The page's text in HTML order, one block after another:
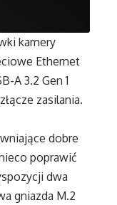
kamery
Ethernet
A 3.2 Gen 1
zasilania.
dobre
poprawić
dwa
gniazda M.2